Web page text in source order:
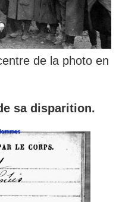
de la photo en
sa disparition.